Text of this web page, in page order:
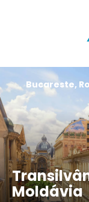
Moldávia
Bucareste,